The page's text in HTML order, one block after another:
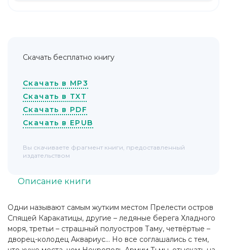
Одни называют самым жутким местом Прелести остров
Спящей Каракатицы, другие – ледяные берега Хладного
моря, третьи – страшный полуостров Таму, четвёртые –
дворец-колодец Аквариус… Но все соглашались с тем,
Описание книги
Скачать бесплатно книгу
Скачать в MP3
Скачать в TXT
Скачать в PDF
Скачать в EPUB
Вы скачиваете фрагмент книги, предоставленный
издательством